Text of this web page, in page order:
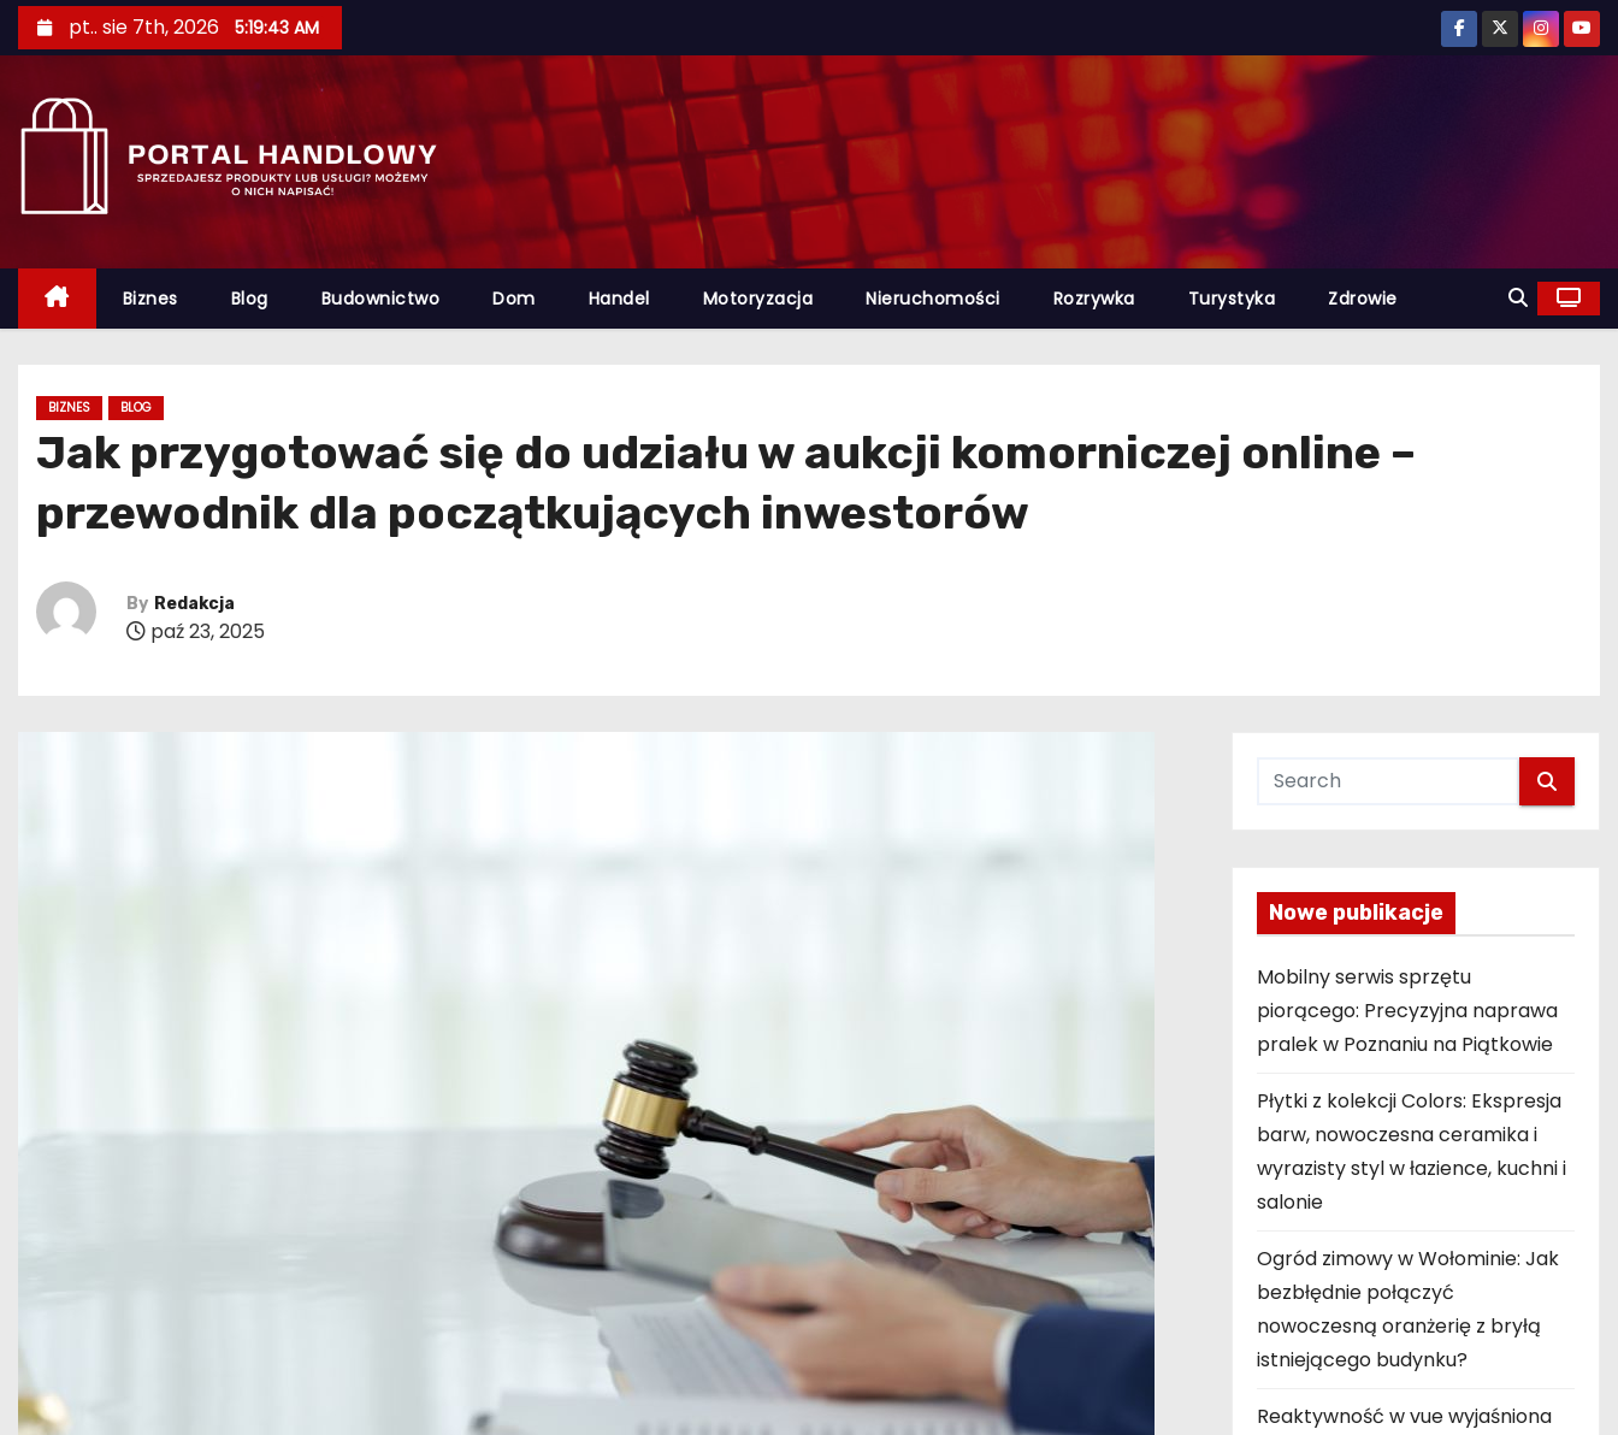
k
pt.. sie 7th, 2026 5:19:44 AM
Biznes Blog Budownictwo Dom Handel Motoryzacja Nieruchomości Rozrywka Turystyka Zdrowie
BIZNES BLOG
Jak przygotować się do udziału w aukcji komorniczej online –
przewodnik dla początkujących inwestorów
By Redakcja
paź 23, 2025
Nowe publikacje
Mobilny serwis sprzętu
piorącego: Precyzyjna naprawa
pralek w Poznaniu na Piątkowie
Płytki z kolekcji Colors: Ekspresja
barw, nowoczesna ceramika i
wyrazisty styl w łazience, kuchni i
salonie
Ogród zimowy w Wołominie: Jak
bezbłędnie połączyć
nowoczesną oranżerię z bryłą
istniejącego budynku?
Reaktywność w vue wyjaśniona